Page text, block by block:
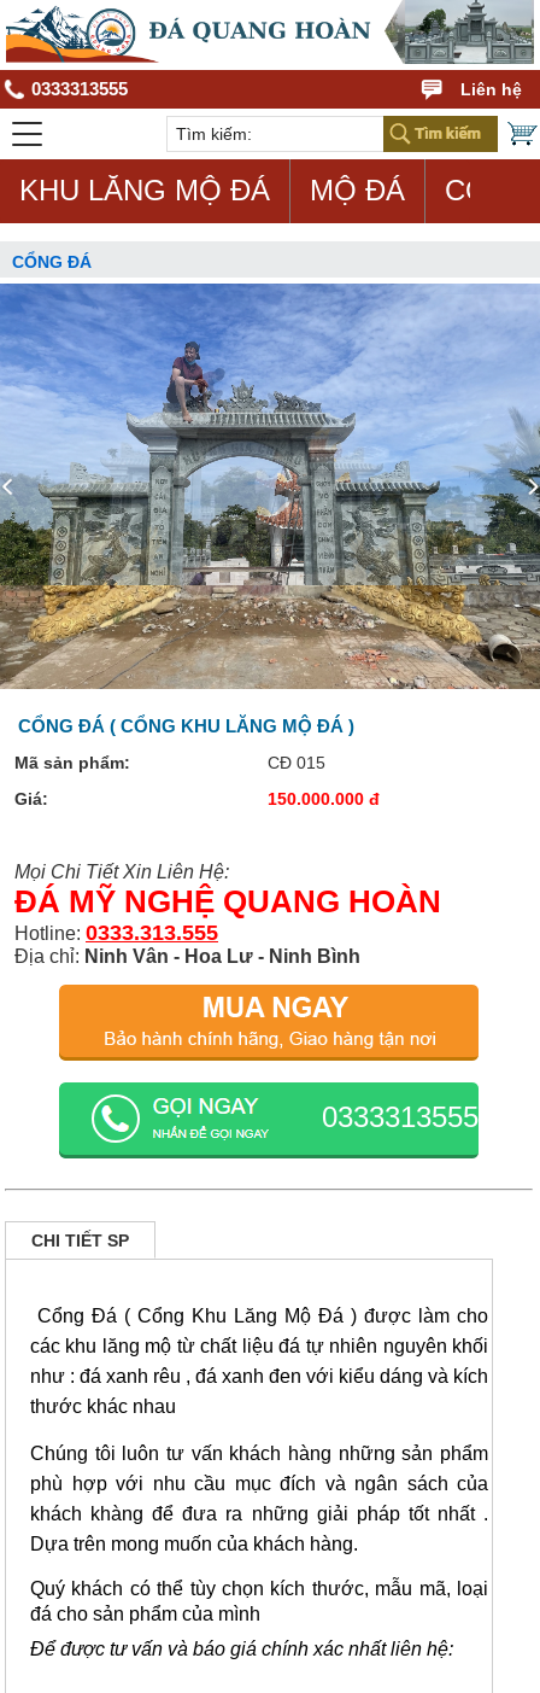
0333313555 Liên hệ
KHU LĂNG MỘ ĐÁ MỘ ĐÁ CON
CỔNG ĐÁ
CỔNG ĐÁ ( CỔNG KHU LĂNG MỘ ĐÁ )
Mã sản phẩm:
CĐ 015
Giá:
150.000.000 đ
Mọi Chi Tiết Xin Liên Hệ:
ĐÁ MỸ NGHỆ QUANG HOÀN
Hotline: 0333.313.555
Địa chỉ: Ninh Vân - Hoa Lư - Ninh Bình
0333313555
CHI TIẾT SP
Cổng Đá ( Cổng Khu Lăng Mộ Đá ) được làm cho
các khu lăng mộ từ chất liệu đá tự nhiên nguyên khối
như : đá xanh rêu , đá xanh đen với kiểu dáng và kích
thước khác nhau
Chúng tôi luôn tư vấn khách hàng những sản phẩm
phù hợp với nhu cầu mục đích và ngân sách của
khách khàng để đưa ra những giải pháp tốt nhất .
Dựa trên mong muốn của khách hàng.
Quý khách có thể tùy chọn kích thước, mẫu mã, loại
đá cho sản phẩm của mình
Để được tư vấn và báo giá chính xác nhất liên hệ: